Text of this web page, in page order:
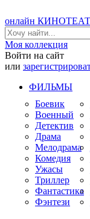
онлайн
Моя коллекция
Войти на сайт
или
ФИЛЬМЫ
Боевик
Военный
Детектив
Драма
Мелодрама
Комедия
Ужасы
Триллер
Фантастика
Фэнтези